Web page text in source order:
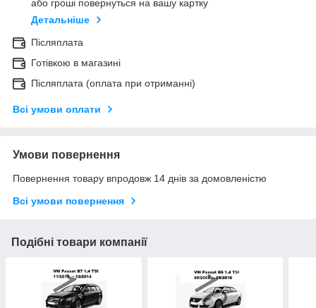
або гроші повернуться на вашу картку
Детальніше
Післяплата
Готівкою в магазині
Післяплата (оплата при отриманні)
Всі умови оплати
Умови повернення
Повернення товару впродовж 14 днів за домовленістю
Всі умови повернення
Подібні товари компанії